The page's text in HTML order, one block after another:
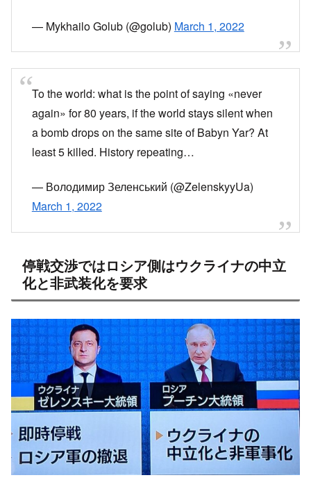
— Mykhailo Golub (@golub) March 1, 2022
To the world: what is the point of saying «never
again» for 80 years, if the world stays silent when
a bomb drops on the same site of Babyn Yar? At
least 5 killed. History repeating…
— Володимир Зеленський (@ZelenskyyUa)
March 1, 2022
停戦交渉ではロシア側はウクライナの中立
化と非武装化を要求